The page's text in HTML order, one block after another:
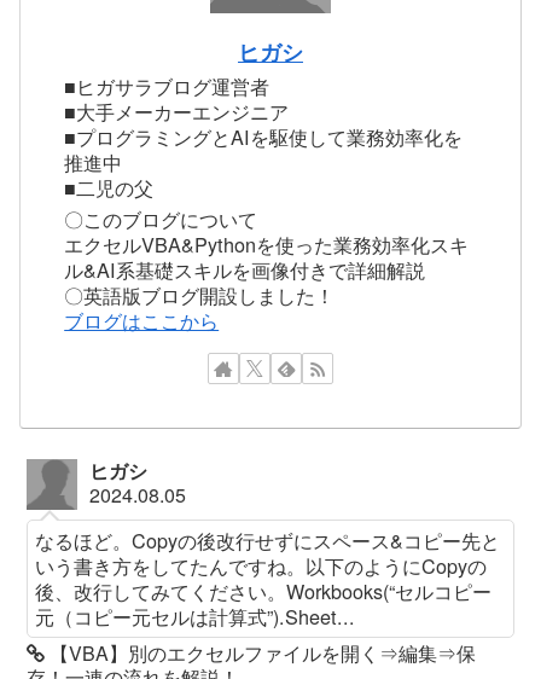
ヒガシ
■ヒガサラブログ運営者
■大手メーカーエンジニア
■プログラミングとAIを駆使して業務効率化を
推進中
■二児の父
〇このブログについて
エクセルVBA&Pythonを使った業務効率化スキ
ル&AI系基礎スキルを画像付きで詳細解説
〇英語版ブログ開設しました！
ブログはここから
ヒガシ
2024.08.05
なるほど。Copyの後改行せずにスペース&コピー先と
いう書き方をしてたんですね。以下のようにCopyの
後、改行してみてください。Workbooks(“セルコピー
元（コピー元セルは計算式”).Sheet...
【VBA】別のエクセルファイルを開く⇒編集⇒保